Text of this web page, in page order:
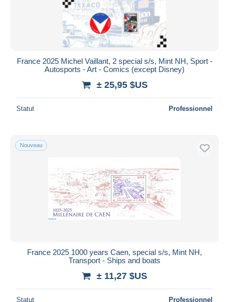
France 2025 Michel Vaillant, 2 special s/s, Mint NH, Sport -
Autosports - Art - Comics (except Disney)
± 25,95 $US
Statut Professionnel
Nouveau
France 2025 1000 years Caen, special s/s, Mint NH,
Transport - Ships and boats
± 11,27 $US
Statut Professionnel